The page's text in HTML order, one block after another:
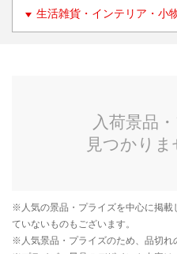
生活雑貨・インテリア・小